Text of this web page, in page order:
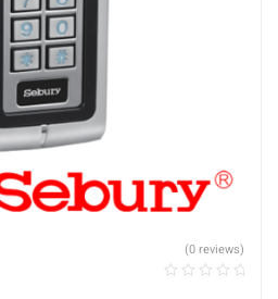
(0 reviews)